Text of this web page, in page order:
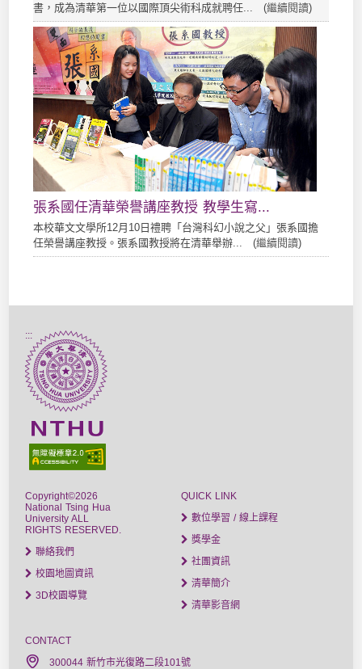
書，成為清華第一位以國際頂尖術科成就聘任... (繼續閱讀)
張系國任清華榮譽講座教授 教學生寫...
本校華文文學所12月10日禮聘「台灣科幻小說之父」張系國擔
任榮譽講座教授。張系國教授將在清華舉辦... (繼續閱讀)
:::
Copyright©2026
National Tsing Hua
University ALL
RIGHTS RESERVED.
聯絡我們
校園地圖資訊
3D校園導覽
QUICK LINK
數位學習 / 線上課程
獎學金
社團資訊
清華簡介
清華影音網
CONTACT
300044 新竹市光復路二段101號